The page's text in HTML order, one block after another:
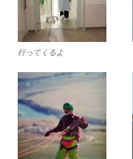
行ってくるよ